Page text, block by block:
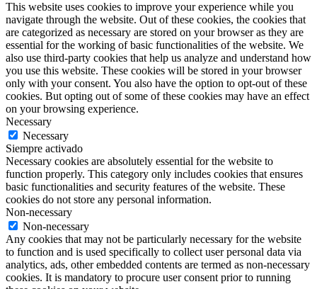
This website uses cookies to improve your experience while you
navigate through the website. Out of these cookies, the cookies that
are categorized as necessary are stored on your browser as they are
essential for the working of basic functionalities of the website. We
also use third-party cookies that help us analyze and understand how
you use this website. These cookies will be stored in your browser
only with your consent. You also have the option to opt-out of these
cookies. But opting out of some of these cookies may have an effect
on your browsing experience.
Necessary
Necessary
Siempre activado
Necessary cookies are absolutely essential for the website to
function properly. This category only includes cookies that ensures
basic functionalities and security features of the website. These
cookies do not store any personal information.
Non-necessary
Non-necessary
Any cookies that may not be particularly necessary for the website
to function and is used specifically to collect user personal data via
analytics, ads, other embedded contents are termed as non-necessary
cookies. It is mandatory to procure user consent prior to running